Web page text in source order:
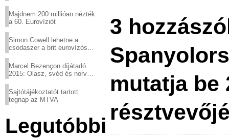
Majdnem 200 millióan nézték
a 60. Eurovíziót
Simon Cowell lehetne a
csodaszer a brit eurovízós
Marcel Bezençon díjátadó
2015: Olasz, svéd és norvég
Sajtótájékoztatót tartott
tegnap az MTVA
Legutóbbi
3
mutatja be